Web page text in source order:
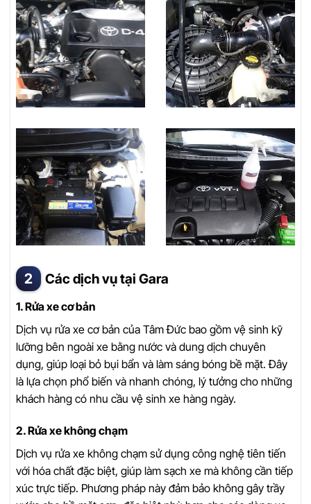
Các dịch vụ tại Gara
1. Rửa xe cơ bản
Dịch vụ rửa xe cơ bản của Tâm Đức bao gồm vệ sinh kỹ
lưỡng bên ngoài xe bằng nước và dung dịch chuyên
dụng, giúp loại bỏ bụi bẩn và làm sáng bóng bề mặt. Đây
là lựa chọn phổ biến và nhanh chóng, lý tưởng cho những
khách hàng có nhu cầu vệ sinh xe hàng ngày.
2. Rửa xe không chạm
Dịch vụ rửa xe không chạm sử dụng công nghệ tiên tiến
với hóa chất đặc biệt, giúp làm sạch xe mà không cần tiếp
xúc trực tiếp. Phương pháp này đảm bảo không gây trầy